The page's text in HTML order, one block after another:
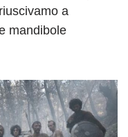
a
mandibole